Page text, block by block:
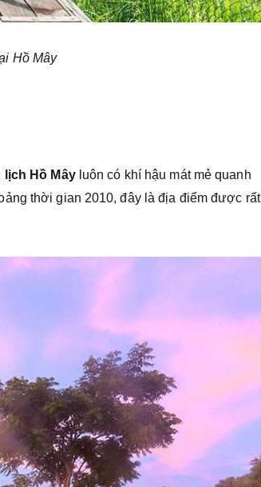
Hồ Mây
lịch Hồ Mâyluôn có khí hậu mát mẻ quanh
thời gian 2010, đây là địa điểm được rất